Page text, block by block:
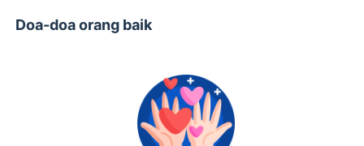
Doa-doa orang baik